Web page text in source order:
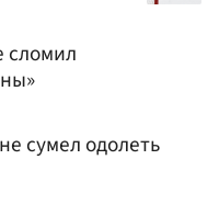
сломил
сумел одолеть